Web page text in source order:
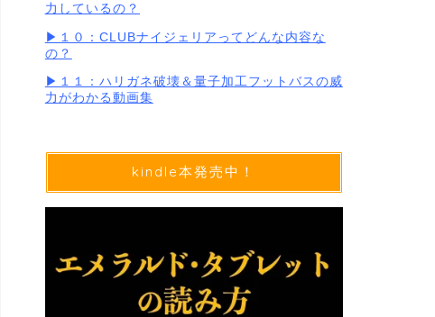
力しているの？
▶︎１０：CLUBナイジェリアってどんな内容な
の？
▶︎１１：ハリガネ破壊＆量子加工フットバスの威
力がわかる動画集
kindle本発売中！